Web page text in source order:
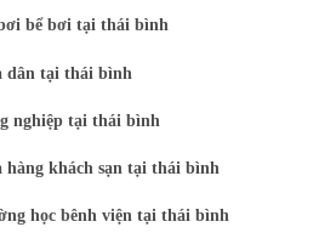
bể bơi tại thái bình
dân tại thái bình
nghiệp tại thái bình
hàng khách sạn tại thái bình
học bênh viện tại thái bình